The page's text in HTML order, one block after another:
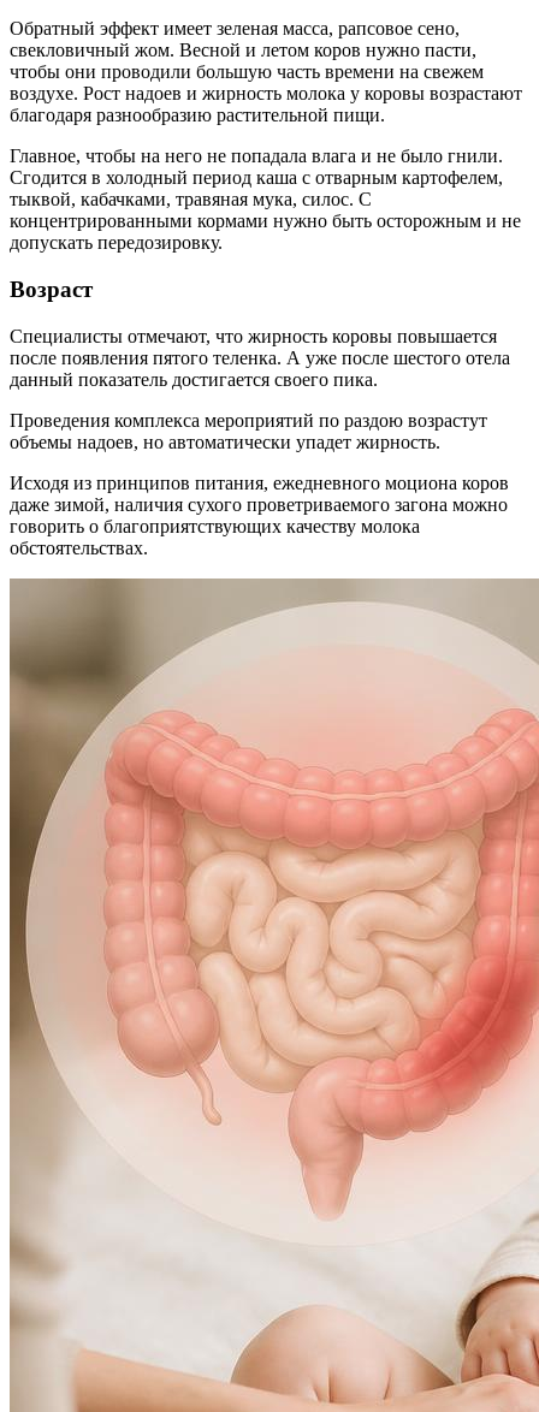
Обратный эффект имеет зеленая масса, рапсовое сено,
свекловичный жом. Весной и летом коров нужно пасти,
чтобы они проводили большую часть времени на свежем
воздухе. Рост надоев и жирность молока у коровы возрастают
благодаря разнообразию растительной пищи.
Главное, чтобы на него не попадала влага и не было гнили.
Сгодится в холодный период каша с отварным картофелем,
тыквой, кабачками, травяная мука, силос. С
концентрированными кормами нужно быть осторожным и не
допускать передозировку.
Возраст
Специалисты отмечают, что жирность коровы повышается
после появления пятого теленка. А уже после шестого отела
данный показатель достигается своего пика.
Проведения комплекса мероприятий по раздою возрастут
объемы надоев, но автоматически упадет жирность.
Исходя из принципов питания, ежедневного моциона коров
даже зимой, наличия сухого проветриваемого загона можно
говорить о благоприятствующих качеству молока
обстоятельствах.